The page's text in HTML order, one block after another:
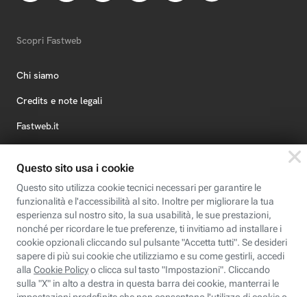
Scopri Fastweb
Chi siamo
Credits e note legali
Fastweb.it
Fastweb Digital Academy
STEP FuturAbility District